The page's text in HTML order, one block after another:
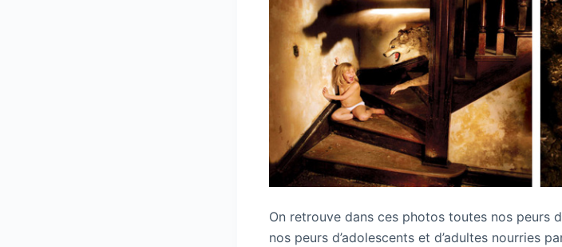
On retrouve dans ces photos toutes nos peurs
nos peurs d’adolescents et d’adultes nourries